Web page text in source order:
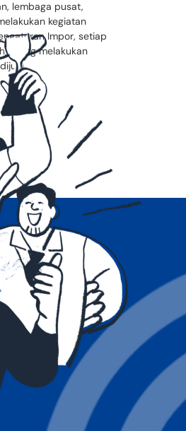
lembaga pusat,
kegiatan
Impor, setiap
yang melakukan